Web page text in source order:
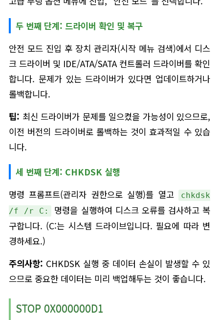
두 번째 단계: 드라이버 확인 및 복구
안전 모드 진입 후 장치 관리자(시작 메뉴 검색)에서 디스
크 드라이버 및 IDE/ATA/SATA 컨트롤러 드라이버를 확인
합니다. 문제가 있는 드라이버가 있다면 업데이트하거나
롤백합니다.
팁: 최신 드라이버가 문제를 일으켰을 가능성이 있으므로,
이전 버전의 드라이버로 롤백하는 것이 효과적일 수 있습
니다.
세 번째 단계: CHKDSK 실행
명령 프롬프트(관리자 권한으로 실행)를 열고
chkdsk
/f /r C:
명령을 실행하여 디스크 오류를 검사하고 복
구합니다. (C:는 시스템 드라이브입니다. 필요에 따라 변
경하세요.)
주의사항: CHKDSK 실행 중 데이터 손실이 발생할 수 있
으므로 중요한 데이터는 미리 백업해두는 것이 좋습니다.
STOP 0X000000D1